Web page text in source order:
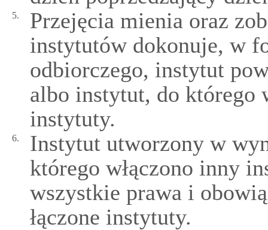
5.
Przejęcia mienia oraz
instytutów dokonuje, w
odbiorczego, instytut
albo instytut, do którego
instytuty.
6.
Instytut utworzony w
którego włączono inny
wszystkie prawa i
łączone instytuty.